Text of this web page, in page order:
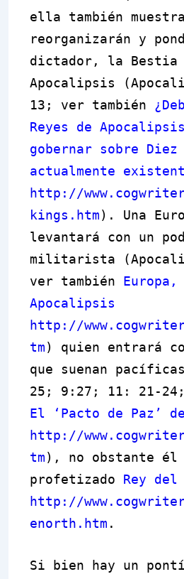
ella también
reorganizarán y
dictador, la Bestia
Apocalipsis
13; ver también
Reyes de
gobernar sobre Diez
actualmente
http://
kings.htm). Una
levantará con un
militarista
ver también
Apocalipsis
http://
tm) quien entrará
que suenan
25; 9:27; 11: 21-
El ‘Pacto de Paz’
http://
tm), no obstante él
profetizado Rey del
http://
enorth.htm .
Si bien hay un